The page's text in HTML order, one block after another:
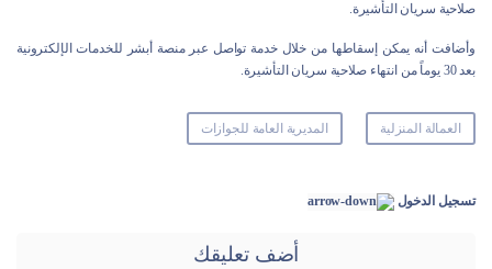
صلاحية سريان التأشيرة.
وأضافت أنه يمكن إسقاطها من خلال خدمة تواصل عبر منصة أبشر للخدمات الإلكترونية
بعد 30 يوماً من انتهاء صلاحية سريان التأشيرة.
العمالة المنزلية المديرية العامة للجوازات
تسجيل الدخول
أضف تعليقك